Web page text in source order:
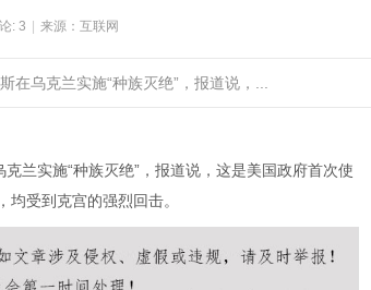
: 3 来源：互联网
乌克兰实施“种族灭绝”，报道说，...
兰实施“种族灭绝”，报道说，这是美国政府首次使
均受到克宫的强烈回击。